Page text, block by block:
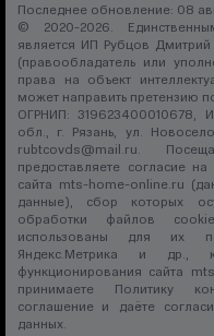
Последнее обновление: 08
© 2020-2026.
является ИП Рубцов
(правообладатель или
права на объект
может направить претензию
ОГРНИП: 319623400010678,
обл., г. Рязань, ул.
rubtcovds@mail.ru.
предоставляете согласие
сайта mts-home-online.ru
данные), сбор которых
обработки файлов cookie
использованы для их
Яндекс.Метрика и др.,
функционирования сайта
принимаете Политику
соглашение и даёте
данных.